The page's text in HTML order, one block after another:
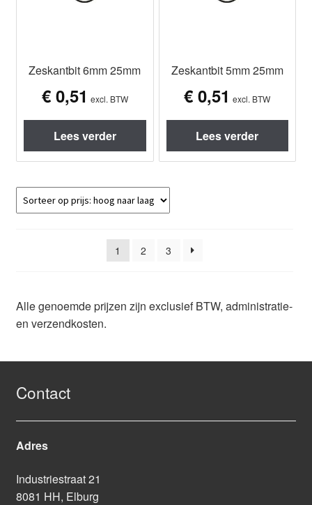
Zeskantbit 6mm 25mm
€0,51 excl. BTW
Lees verder
Zeskantbit 5mm 25mm
€ 0,51 excl. BTW
Lees verder
1 2 3
Alle genoemde prijzen zijn exclusief BTW, administratie-
en verzendkosten.
Contact
Adres
Industriestraat 21
8081 HH, Elburg